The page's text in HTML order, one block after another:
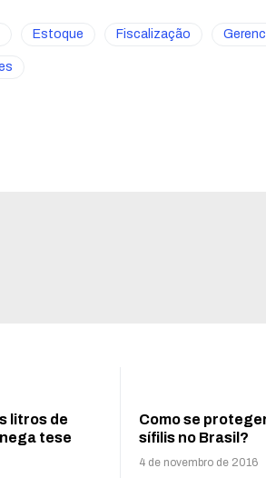
Estoque Fiscalização
litros de
tese
Como se
sífilis no Brasil?
4 de novembro de 2016